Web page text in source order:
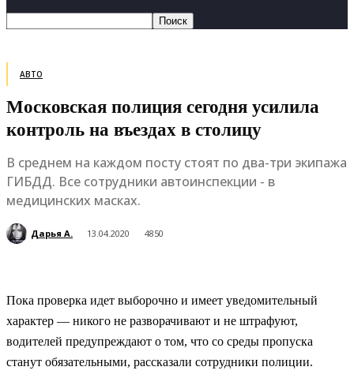
АВТО
Московская полиция сегодня усилила
контроль на въездах в столицу
В среднем на каждом посту стоят по два-три экипажа
ГИБДД. Все сотрудники автоинспекции - в
медицинских масках.
Дарья А. 13.04.2020 4850
Пока проверка идет выборочно и имеет уведомительный
характер — никого не разворачивают и не штрафуют,
водителей предупреждают о том, что со среды пропуска
станут обязательными, рассказали сотрудники полиции.